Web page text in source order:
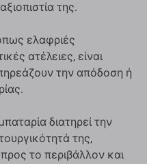
της.
ελαφριές
ατέλειες, είναι
την απόδοση ή
διατηρεί την
της,
το περιβάλλον και